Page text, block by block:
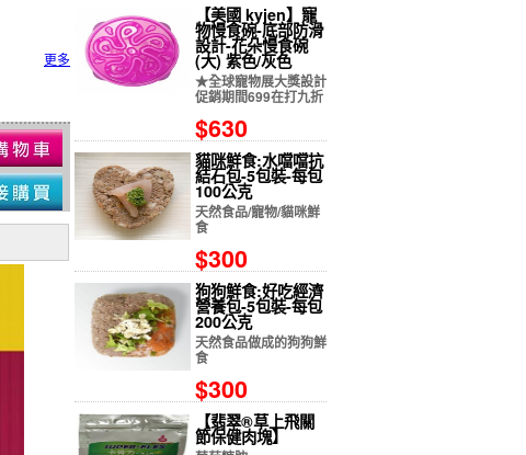
更多
【美國 kyjen】寵
物慢食碗-底部防滑
設計-花朵慢食碗
(大) 紫色/灰色
★全球寵物展大獎設計
促銷期間699在打九折
$630
貓咪鮮食:水噹噹抗
結石包-5包裝-每包
100公克
天然食品/寵物/貓咪鮮
食
$300
狗狗鮮食:好吃經濟
營養包-5包裝-每包
200公克
天然食品做成的狗狗鮮
食
$300
【翡翠®草上飛關
節保健肉塊】